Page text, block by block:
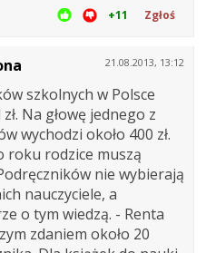
+11 Zgłoś
21.08.2013, 13:12
szkolnych w Polsce
Na głowę jednego z
wychodzi około 400 zł.
roku rodzice muszą
nie wybierają
nauczyciele, a
o tym wiedzą. - Renta
zdaniem około 20